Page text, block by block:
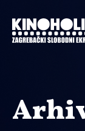
glavni
sadržaj